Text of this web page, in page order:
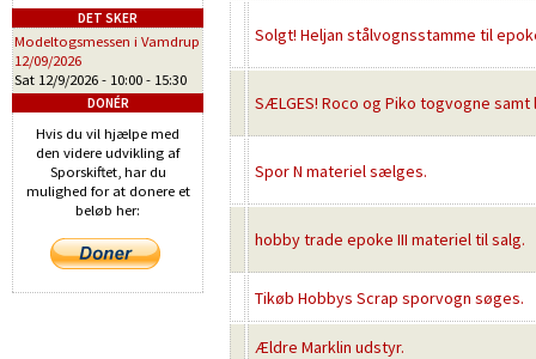
Solgt! Heljan stålvognsstamme til
SÆLGES! Roco og Piko togvogne samt
Spor N materiel sælges.
hobby trade epoke III materiel til salg.
Tikøb Hobbys Scrap sporvogn søges.
Ældre Marklin udstyr.
DET SKER
Modeltogsmessen i Vamdrup
12/09/2026
Sat 12/9/2026 - 10:00 - 15:30
DONÉR
Hvis du vil hjælpe med
den videre udvikling af
Sporskiftet, har du
mulighed for at donere et
beløb her: